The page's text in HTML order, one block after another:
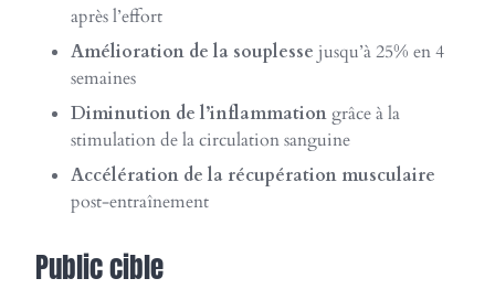
après l’effort
Amélioration de la souplesse jusqu’à 25% en 4
semaines
Diminution de l’inflammation grâce à la
stimulation de la circulation sanguine
Accélération de la récupération musculaire
post-entraînement
Public cible